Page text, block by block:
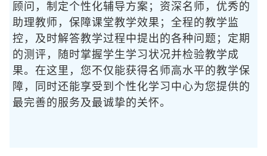
顾问，制定个性化辅导方案；资深名师，优秀的
助理教师，保障课堂教学效果；全程的教学监
控，及时解答教学过程中提出的各种问题；定期
的测评，随时掌握学生学习状况并检验教学成
果。在这里，您不仅能获得名师高水平的教学保
障，同时还能享受到个性化学习中心为您提供的
最完善的服务及最诚挚的关怀。